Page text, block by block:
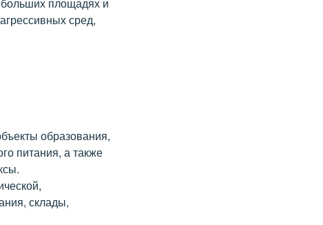
площадях и
сред,
образования,
питания, а также
склады,